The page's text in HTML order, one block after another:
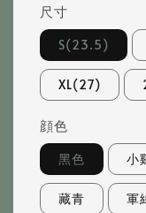
尺寸
S(23.5)
XL(27)
顔色
黑色 小
藏青 軍